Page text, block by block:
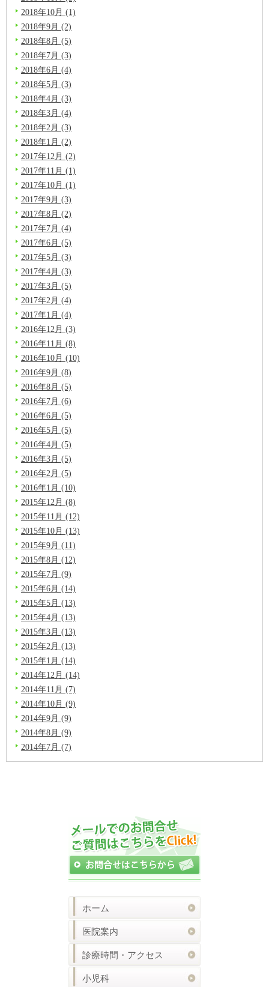
2018年10月 (1)
2018年9月 (2)
2018年8月 (5)
2018年7月 (3)
2018年6月 (4)
2018年5月 (3)
2018年4月 (3)
2018年3月 (4)
2018年2月 (3)
2018年1月 (2)
2017年12月 (2)
2017年11月 (1)
2017年10月 (1)
2017年9月 (3)
2017年8月 (2)
2017年7月 (4)
2017年6月 (5)
2017年5月 (3)
2017年4月 (3)
2017年3月 (5)
2017年2月 (4)
2017年1月 (4)
2016年12月 (3)
2016年11月 (8)
2016年10月 (10)
2016年9月 (8)
2016年8月 (5)
2016年7月 (6)
2016年6月 (5)
2016年5月 (5)
2016年4月 (5)
2016年3月 (5)
2016年2月 (5)
2016年1月 (10)
2015年12月 (8)
2015年11月 (12)
2015年10月 (13)
2015年9月 (11)
2015年8月 (12)
2015年7月 (9)
2015年6月 (14)
2015年5月 (13)
2015年4月 (13)
2015年3月 (13)
2015年2月 (13)
2015年1月 (14)
2014年12月 (14)
2014年11月 (7)
2014年10月 (9)
2014年9月 (9)
2014年8月 (9)
2014年7月 (7)
ホーム
医院案内
診療時間・アクセス
小児科